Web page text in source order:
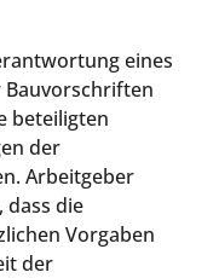
eines
Bauvorschriften
beteiligten
der
Arbeitgeber
dass die
Vorgaben
der